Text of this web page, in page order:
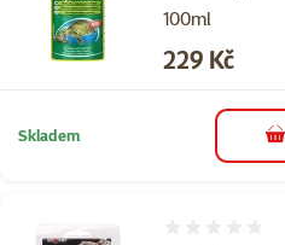
100ml
Cena
229 Kč
Skladem